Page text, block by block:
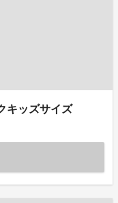
キッズサイズ